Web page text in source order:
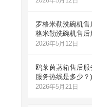
罗格米勒洗碗机
格米勒洗碗机售后
2026年5月12日
鸥莱茵蒸箱售后
服务热线是多少？)
2026年5月21日